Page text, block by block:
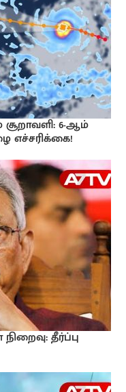
சூறாவளி: 6-ஆம்
எச்சரிக்கை!
தீர்ப்பு